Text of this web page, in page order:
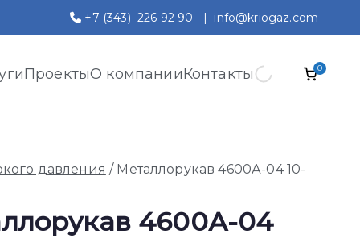
+7 (343) 226 92 90 | info@kriogaz.com
ПроектыО компанииКонтакты 0
давления / Металлорукав 4600А-04 10-
4600А-04